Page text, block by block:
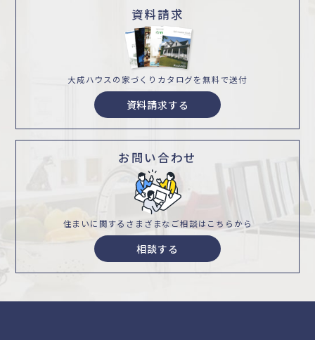
資料請求
大成ハウスの家づくり カタログを無料で送付
資料請求する
お問い合わせ
住まいに関するさまざまな ご相談はこちらから
相談する